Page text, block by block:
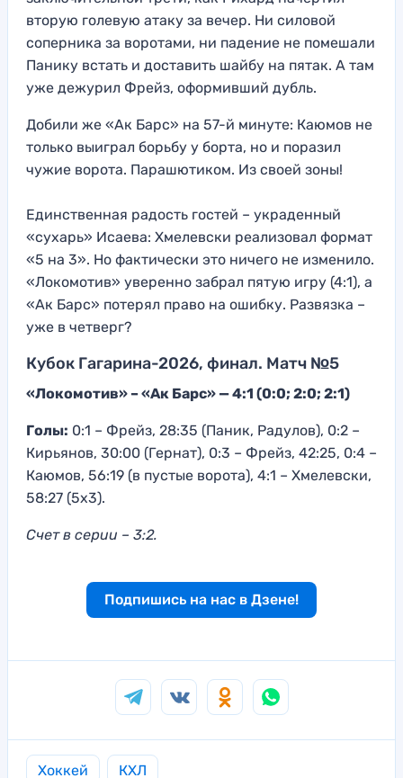
вторую голевую атаку за вечер. Ни силовой
соперника за воротами, ни падение не помешали
Панику встать и доставить шайбу на пятак. А там
уже дежурил Фрейз, оформивший дубль.
Добили же «Ак Барс» на 57-й минуте: Каюмов не
только выиграл борьбу у борта, но и поразил
чужие ворота. Парашютиком. Из своей зоны!
Единственная радость гостей – украденный
«сухарь» Исаева: Хмелевски реализовал формат
«5 на 3». Но фактически это ничего не изменило.
«Локомотив» уверенно забрал пятую игру (4:1), а
«Ак Барс» потерял право на ошибку. Развязка –
уже в четверг?
Кубок Гагарина-2026, финал. Матч №5
«Локомотив» – «Ак Барс» — 4:1 (0:0; 2:0; 2:1)
Голы: 0:1 – Фрейз, 28:35 (Паник, Радулов), 0:2 –
Кирьянов, 30:00 (Гернат), 0:3 – Фрейз, 42:25, 0:4 –
Каюмов, 56:19 (в пустые ворота), 4:1 – Хмелевски,
58:27 (5х3).
Счет в серии – 3:2.
Подпишись на нас в Дзене!
Хоккей КХЛ